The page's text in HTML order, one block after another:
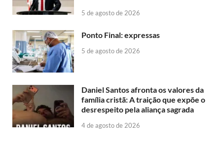
5 de agosto de 2026
Ponto Final: expressas
5 de agosto de 2026
Daniel Santos afronta os valores da
família cristã: A traição que expõe o
desrespeito pela aliança sagrada
4 de agosto de 2026